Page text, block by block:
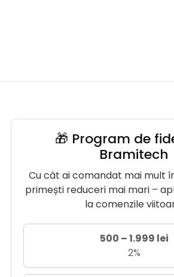
🎁 Program de
Bramitech
Cu cât ai comandat mai mult
primești reduceri mai mari –
la comenzile
500 – 1.999 lei
2%